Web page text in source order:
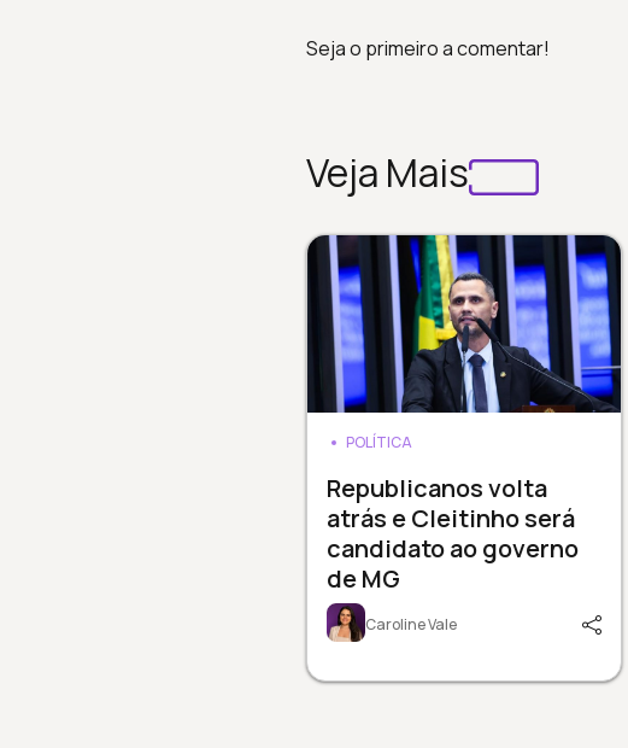
Seja o primeiro a comentar!
Veja Mais
POLÍTICA
Republicanos volta
atrás e Cleitinho será
candidato ao governo
de MG
Caroline Vale